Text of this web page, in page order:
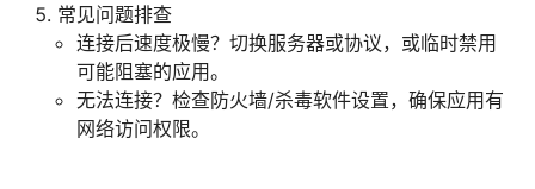
常见问题排查
连接后速度极慢？切换服务器或协议，或临时禁用
可能阻塞的应用。
无法连接？检查防火墙/杀毒软件设置，确保应用有
网络访问权限。